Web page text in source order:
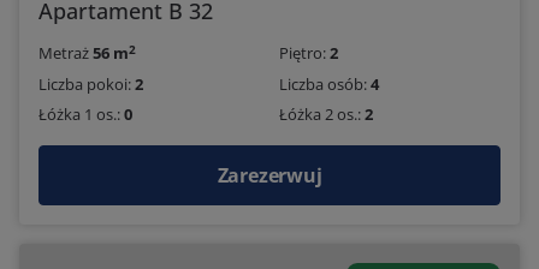
Apartament B 32
Metraż56 m2 Piętro:2
Liczba pokoi:2 Liczba osób:4
Łóżka 1 os.:0 Łóżka 2 os.:2
Zarezerwuj